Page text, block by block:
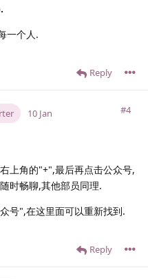
一个人.
Reply
#4
10 Jan
上角的"+",最后再点击公众号,
时畅聊,其他部员同理.
号",在这里面可以重新找到.
Reply